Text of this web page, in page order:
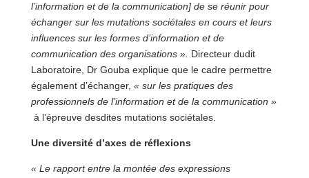
l’information et de la communication] de se réunir pour
échanger sur les mutations sociétales en cours et leurs
influences sur les formes d’information et de
communication des organisations ». Directeur dudit
Laboratoire, Dr Gouba explique que le cadre permettre
également d’échanger, « sur les pratiques des
professionnels de l’information et de la communication »
à l’épreuve desdites mutations sociétales.
Une diversité d’axes de réflexions
« Le rapport entre la montée des expressions